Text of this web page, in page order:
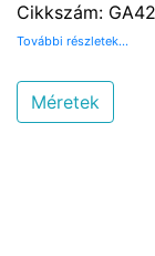
Cikkszám:
További részletek...
Méretek